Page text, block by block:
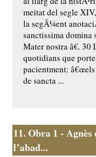
meitat del segle
la segÃ¼ent
sanctissima domina
Mater nostra â€.
quotidians que
pacientment:
de sancta ...
11. Obra 1 -
l’abad...